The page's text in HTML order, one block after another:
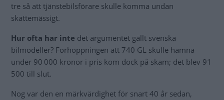
tre så att tjänstebilsförare skulle komma undan
skattemässigt.
Hur ofta har inte det argumentet gällt svenska
bilmodeller? Förhoppningen att 740 GL skulle hamna
under 90 000 kronor i pris kom dock på skam; det blev 91
500 till slut.
Nog var den en märkvärdighet för snart 40 år sedan,